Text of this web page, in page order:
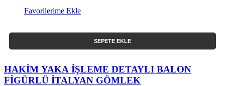
Favorilerime Ekle
SEPETE EKLE
HAKİM YAKA İŞLEME DETAYLI BALON
FİGÜRLÜ İTALYAN GÖMLEK